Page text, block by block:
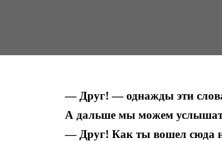
— Друг! — однажды эти
А дальше мы можем
— Друг! Как ты вошел сюда